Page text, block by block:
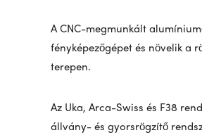
A CNC-megmunkált
fényképezőgépet és növelik a
terepen.
Az Uka, Arca-Swiss és F38
állvány- és gyorsrögzítő